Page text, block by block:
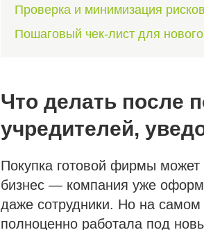
Проверка и минимизация рисков
Пошаговый чек-лист для
Что делать после
учредителей,
Покупка готовой фирмы может
бизнес — компания уже
даже сотрудники. Но на
полноценно работала под